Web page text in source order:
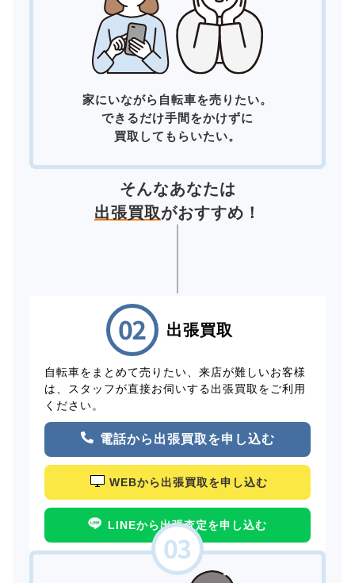
家にいながら自転車を売りたい。
できるだけ手間をかけずに
買取してもらいたい。
そんなあなたは
出張買取がおすすめ！
出張買取
自転車をまとめて売りたい、来店が難しいお客様
は、スタッフが直接お伺いする出張買取をご利用
ください。
電話から出張買取を申し込む
WEBから出張買取を申し込む
LINEから出張査定を申し込む